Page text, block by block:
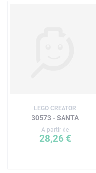
LEGO CREATOR
30573 - SANTA
A partir de
28,26 €